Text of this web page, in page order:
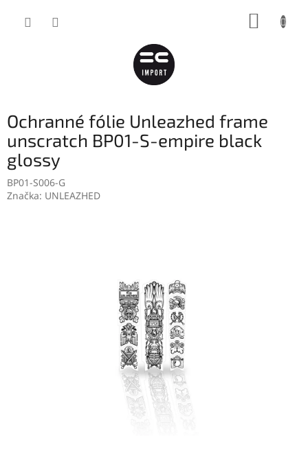
Ochranné fólie Unleazhed frame
unscratch BP01-S-empire black
glossy
BP01-S006-G
Značka: UNLEAZHED